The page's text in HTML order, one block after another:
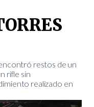
restos de un
rifle sin
realizado en